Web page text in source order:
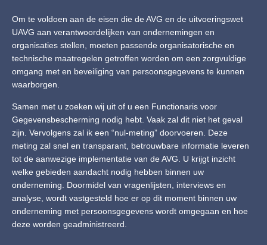
Om te voldoen aan de eisen die de AVG en de uitvoeringswet
UAVG aan verantwoordelijken van ondernemingen en
organisaties stellen, moeten passende organisatorische en
technische maatregelen getroffen worden om een zorgvuldige
omgang met en beveiliging van persoonsgegevens te kunnen
waarborgen.
Samen met u zoeken wij uit of u een Functionaris voor
Gegevensbescherming nodig hebt. Vaak zal dit niet het geval
zijn. Vervolgens zal ik een “nul-meting” doorvoeren. Deze
meting zal snel en transparant, betrouwbare informatie leveren
tot de aanwezige implementatie van de AVG. U krijgt inzicht
welke gebieden aandacht nodig hebben binnen uw
onderneming. Doormidel van vragenlijsten, interviews en
analyse, wordt vastgesteld hoe er op dit moment binnen uw
onderneming met persoonsgegevens wordt omgegaan en hoe
deze worden geadministreerd.